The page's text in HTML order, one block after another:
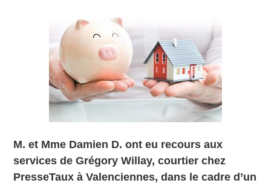
M. et Mme Damien D. ont eu recours aux
services de Grégory Willay, courtier chez
PresseTaux à Valenciennes, dans le cadre d’un